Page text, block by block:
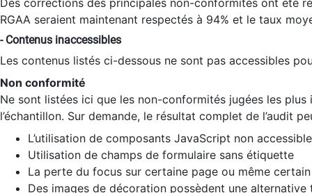
Des corrections des principales non-conformités ont été
RGAA seraient maintenant respectés à 94% et le taux
- Contenus inaccessibles
Les contenus listés ci-dessous ne sont pas accessibles
Non conformité
Ne sont listées ici que les non-conformités jugées les
l’échantillon. Sur demande, le résultat complet de l’audit
L’utilisation de composants JavaScript non
Utilisation de champs de formulaire sans étiquette
La perte du focus sur certaine page ou même
Des images de décoration possèdent une alternative